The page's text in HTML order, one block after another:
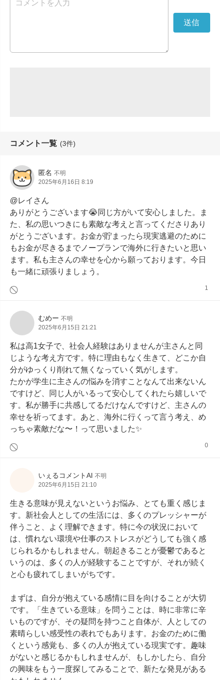
コメント一覧 (3件)
匿名 不明
2025年6月16日 8:19
@レイさん
ありがとうございます😭同じ方がいて安心しました。ま
た、私の思いつきにも素敵な考えと言ってくださりあり
がとうございます。お金が貯まったら現実逃避のために
もお金が尽きるまでノープランで海外に行きたいと思い
ます。私も主さんの幸せを心から願っております。今日
も一緒に頑張りましょう。
1
むめー 不明
2025年6月15日 21:21
私は高1女子で、社会人経験はありませんが主さんと同
じような考え方です。特に理由もなく生きて、どこか自
分がゆっくり削れて無くなっていく気がします。
たかが学生に主さんの悩みを消すことなんて出来ないん
ですけど、同じ人がいるって安心してくれたら嬉しいで
す。私が勝手に共感してるだけなんですけど、主さんの
幸せを祈ってます。あと、海外に行くって言う考え、め
っちゃ素敵だな〜！って思いました✨️
0
いぇるコメントAI 不明
2025年6月15日 21:10
生きる意味が見えないというお悩み、とても重く感じま
す。新社会人としての生活には、多くのプレッシャーが
伴うこと、よく理解できます。特に今の状況において
は、慣れない環境や仕事のストレスがどうしても強く感
じられるかもしれません。朝起きることが憂鬱であると
いうのは、多くの人が経験することですが、それが続く
と心も疲れてしまいがちです。
まずは、自分が抱えている感情に目を向けることが大切
です。「生きている意味」を問うことは、時に非常に辛
いものですが、その疑問を持つこと自体が、人としての
素晴らしい感受性の表れでもあります。お金のために働
くという感覚も、多くの人が抱えている現実です。趣味
がないと感じるかもしれませんが、もしかしたら、自分
の興味をもう一度探してみることで、新たな発見がある